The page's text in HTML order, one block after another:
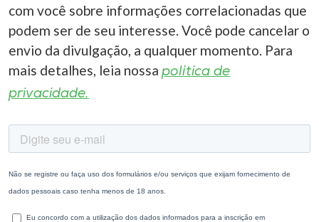
com você sobre informações correlacionadas que
podem ser de seu interesse. Você pode cancelar o
envio da divulgação, a qualquer momento. Para
mais detalhes, leia nossa política de
privacidade.